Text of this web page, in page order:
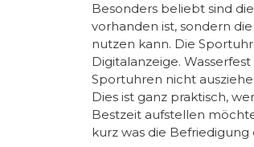
Besonders beliebt sind
vorhanden ist, sondern
nutzen kann. Die
Digitalanzeige.
Sportuhren nicht
Dies ist ganz praktisch,
Bestzeit aufstellen
kurz was die